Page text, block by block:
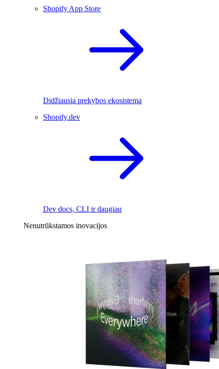
Shopify App Store
Didžiausia prekybos ekosistema
Shopify.dev
Dev docs, CLI ir daugiau
Nenutrūkstamos inovacijos